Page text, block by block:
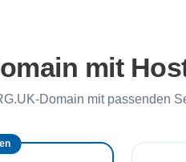
mit
Domain mit passenden